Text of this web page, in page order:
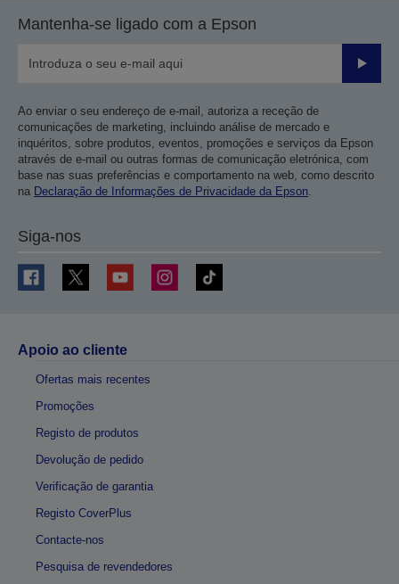
Mantenha-se ligado com a Epson
Enviar
Ao enviar o seu endereço de e-mail, autoriza a receção de
comunicações de marketing, incluindo análise de mercado e
inquéritos, sobre produtos, eventos, promoções e serviços da Epson
através de e-mail ou outras formas de comunicação eletrónica, com
base nas suas preferências e comportamento na web, como descrito
na Declaração de Informações de Privacidade da Epson.
Siga-nos
Apoio ao cliente
Ofertas mais recentes
Promoções
Registo de produtos
Devolução de pedido
Verificação de garantia
Registo CoverPlus
Contacte-nos
Pesquisa de revendedores